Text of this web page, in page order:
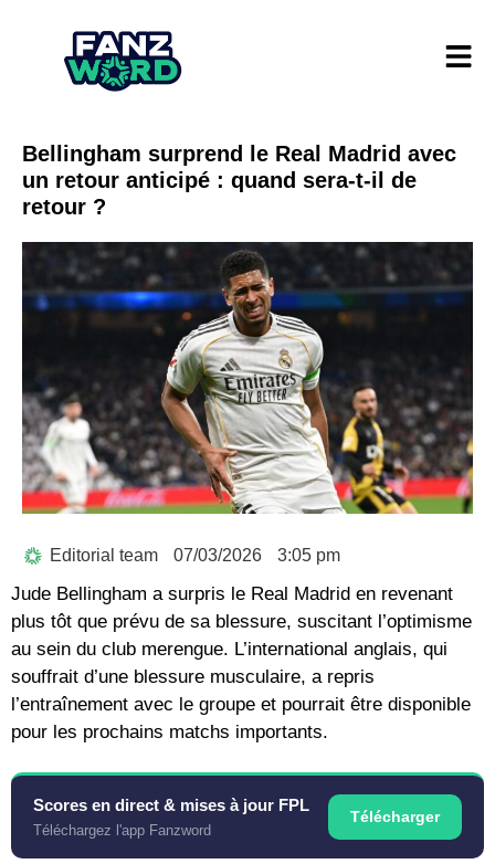
Bellingham surprend le Real Madrid avec
un retour anticipé : quand sera-t-il de
retour ?
Editorial team 07/03/2026 3:05 pm
Jude Bellingham a surpris le Real Madrid en revenant
plus tôt que prévu de sa blessure, suscitant l’optimisme
au sein du club merengue. L’international anglais, qui
souffrait d’une blessure musculaire, a repris
l’entraînement avec le groupe et pourrait être disponible
pour les prochains matchs importants.
Scores en direct & mises à jour FPL
Téléchargez l'app Fanzword
Télécharger